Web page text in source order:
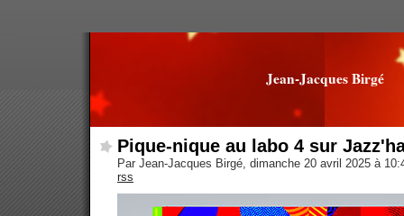
Jean-Jacques Birgé
Pique-nique au labo 4 sur
Par Jean-Jacques Birgé, dimanche 20 avril 2025 à
rss